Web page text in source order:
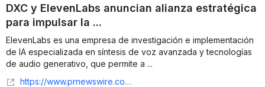
DXC y ElevenLabs anuncian alianza estratégica
para impulsar la ...
ElevenLabs es una empresa de investigación e implementación
de IA especializada en síntesis de voz avanzada y tecnologías
de audio generativo, que permite a ...
https://www.prnewswire.com/news-releases/dxc-y-elevenlabs-anuncian-alianza-estrategica-para-impulsar-la-innovacion-en-ia-y-voz-302836375.html